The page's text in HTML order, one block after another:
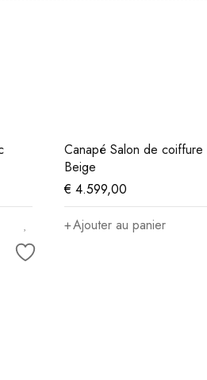
Canapé Salon de coiffure
Beige
€ 4.599,00
Ajouter au panier